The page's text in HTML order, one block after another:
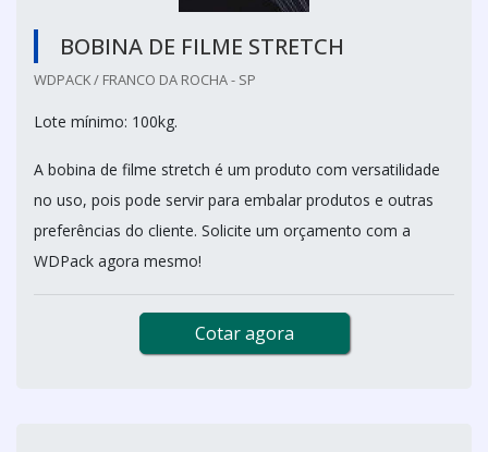
BOBINA DE FILME STRETCH
WDPACK / FRANCO DA ROCHA - SP
Lote mínimo: 100kg.
A bobina de filme stretch é um produto com versatilidade
no uso, pois pode servir para embalar produtos e outras
preferências do cliente. Solicite um orçamento com a
WDPack agora mesmo!
Cotar agora